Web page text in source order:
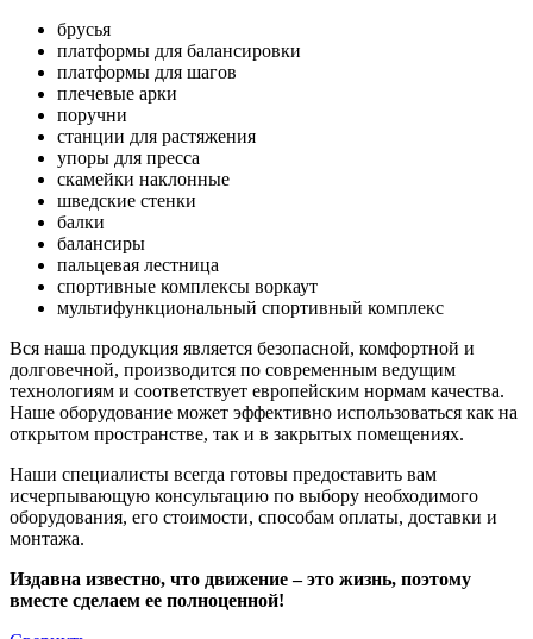
брусья
платформы для балансировки
платформы для шагов
плечевые арки
поручни
станции для растяжения
упоры для пресса
скамейки наклонные
шведские стенки
балки
балансиры
пальцевая лестница
спортивные комплексы воркаут
мультифункциональный спортивный комплекс
Вся наша продукция является безопасной, комфортной и
долговечной, производится по современным ведущим
технологиям и соответствует европейским нормам качества.
Наше оборудование может эффективно использоваться как на
открытом пространстве, так и в закрытых помещениях.
Наши специалисты всегда готовы предоставить вам
исчерпывающую консультацию по выбору необходимого
оборудования, его стоимости, способам оплаты, доставки и
монтажа.
Издавна известно, что движение – это жизнь, поэтому
вместе сделаем ее полноценной!